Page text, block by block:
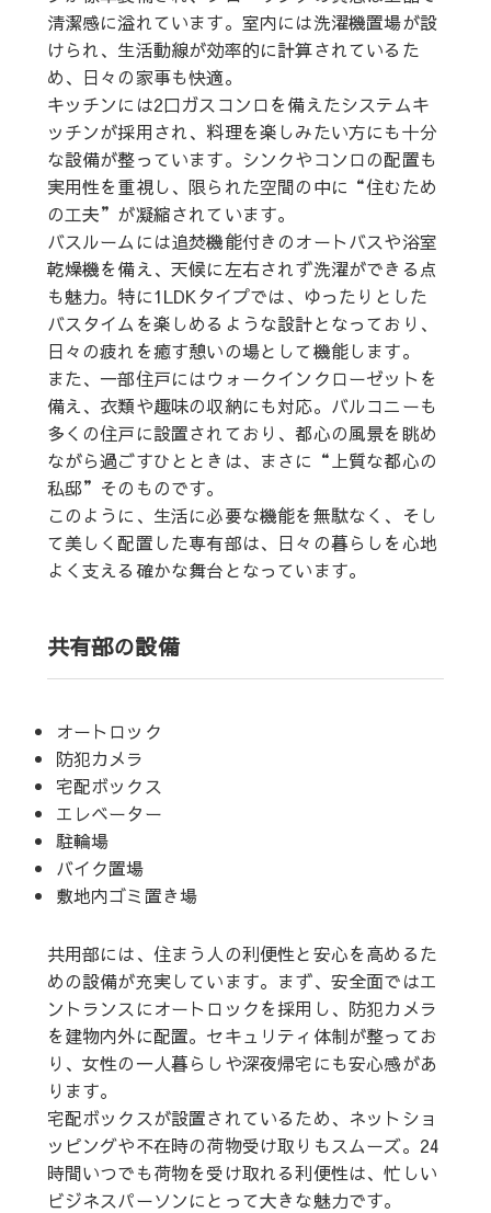
清潔感に溢れています。室内には洗濯機置場が設
けられ、生活動線が効率的に計算されているた
め、日々の家事も快適。
キッチンには2口ガスコンロを備えたシステムキ
ッチンが採用され、料理を楽しみたい方にも十分
な設備が整っています。シンクやコンロの配置も
実用性を重視し、限られた空間の中に“住むため
の工夫”が凝縮されています。
バスルームには追焚機能付きのオートバスや浴室
乾燥機を備え、天候に左右されず洗濯ができる点
も魅力。特に1LDKタイプでは、ゆったりとした
バスタイムを楽しめるような設計となっており、
日々の疲れを癒す憩いの場として機能します。
また、一部住戸にはウォークインクローゼットを
備え、衣類や趣味の収納にも対応。バルコニーも
多くの住戸に設置されており、都心の風景を眺め
ながら過ごすひとときは、まさに“上質な都心の
私邸”そのものです。
このように、生活に必要な機能を無駄なく、そし
て美しく配置した専有部は、日々の暮らしを心地
よく支える確かな舞台となっています。
共有部の設備
オートロック
防犯カメラ
宅配ボックス
エレベーター
駐輪場
バイク置場
敷地内ゴミ置き場
共用部には、住まう人の利便性と安心を高めるた
めの設備が充実しています。まず、安全面ではエ
ントランスにオートロックを採用し、防犯カメラ
を建物内外に配置。セキュリティ体制が整ってお
り、女性の一人暮らしや深夜帰宅にも安心感があ
ります。
宅配ボックスが設置されているため、ネットショ
ッピングや不在時の荷物受け取りもスムーズ。24
時間いつでも荷物を受け取れる利便性は、忙しい
ビジネスパーソンにとって大きな魅力です。